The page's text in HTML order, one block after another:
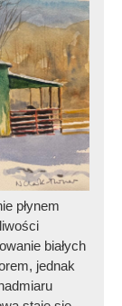
płynem
białych
jednak